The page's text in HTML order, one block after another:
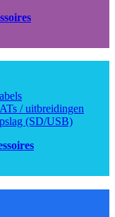
/ uitbreidingen
(SD/USB)